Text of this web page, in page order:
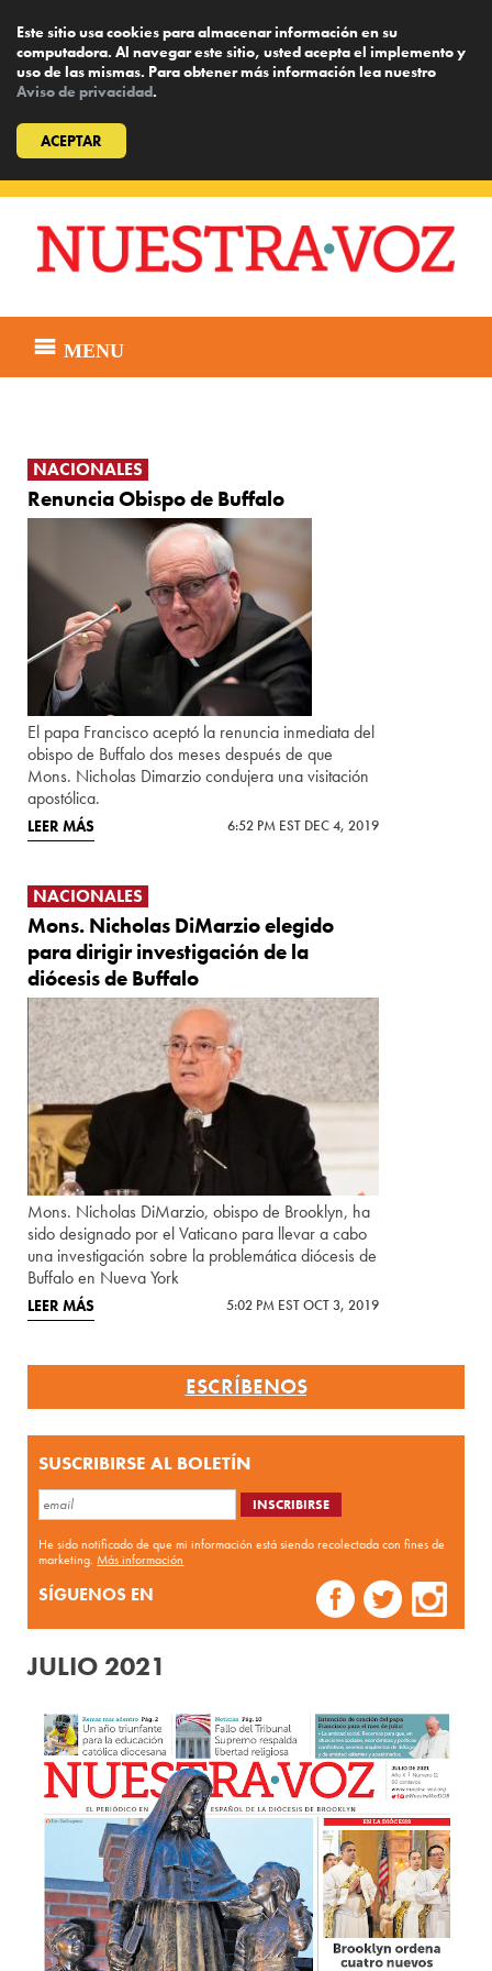
Este sitio usa cookies para almacenar información en su
computadora. Al navegar este sitio, usted acepta el implemento y
uso de las mismas. Para obtener más información lea nuestro
Aviso de privacidad.
ACEPTAR
content
MENU
NACIONALES
Renuncia Obispo de Buffalo
El papa Francisco aceptó la renuncia inmediata del
obispo de Buffalo dos meses después de que
Mons. Nicholas Dimarzio condujera una visitación
apostólica.
LEER MÁS 6:52 PM EST DEC 4, 2019
NACIONALES
Mons. Nicholas DiMarzio elegido
para dirigir investigación de la
diócesis de Buffalo
Mons. Nicholas DiMarzio, obispo de Brooklyn, ha
sido designado por el Vaticano para llevar a cabo
una investigación sobre la problemática diócesis de
Buffalo en Nueva York
LEER MÁS 5:02 PM EST OCT 3, 2019
ESCRÍBENOS
SUSCRIBIRSE AL BOLETÍN
He sido notificado de que mi información está siendo recolectada con fines de
marketing.Más información
SÍGUENOS EN
JULIO 2021